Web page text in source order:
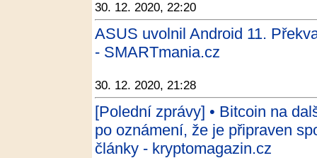
30. 12. 2020, 22:20
ASUS uvolnil Android 11.
- SMARTmania.cz
30. 12. 2020, 21:28
[Polední zprávy] • Bitcoin na
po oznámení, že je připraven
články - kryptomagazin.cz